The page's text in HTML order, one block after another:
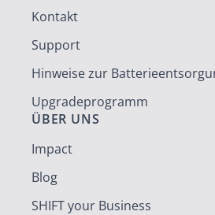
Kontakt
Support
Hinweise zur
Upgradeprogramm
ÜBER UNS
Impact
Blog
SHIFT your Business